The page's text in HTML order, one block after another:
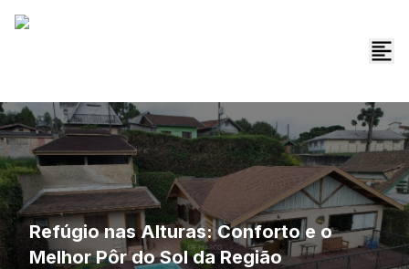
Refúgio nas Alturas: Conforto e o
Melhor Pôr do Sol da Região